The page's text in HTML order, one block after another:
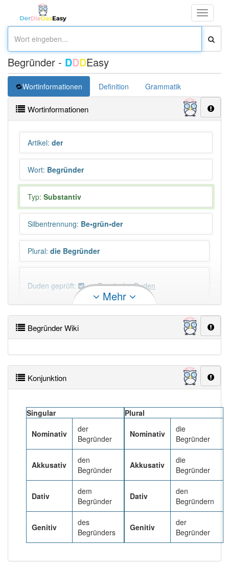
Toggle
Begründer - DDDEasy
Wortinformationen Definition Grammatik
Wortinformationen
Artikel: der
Wort: Begründer
Typ: Substantiv
Silbentrennung: Be•grün•der
Plural: die Begründer
Duden geprüft: Begründer Duden
PowerIndex:57
Häufigkeit: 4 von 10
anderen Artikelder
94% unserer Spielapp-Nutzer haben den Artikel
korrekt erraten.
Mehr
Begründer Wiki
Konjunktion
Singular
Nominativ
der
Begründer
Akkusativ
den
Begründer
Dativ
dem
Begründer
Genitiv
des
Begründers
Plural
Nominativ
die
Begründer
Akkusativ
die
Begründer
Dativ
den
Begründern
Genitiv
der
Begründer